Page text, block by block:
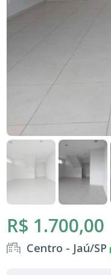
R$ 1.700,00
Centro - Jaú/SP